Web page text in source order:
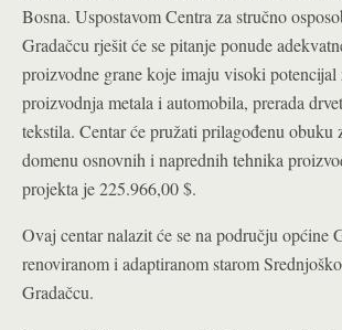
Bosna. Uspostavom Centra za stručno
Gradačcu rješit će se pitanje ponude
proizvodne grane koje imaju visoki potencijal
proizvodnja metala i automobila, prerada
tekstila. Centar će pružati prilagođenu obuku
domenu osnovnih i naprednih tehnika
projekta je 225.966,00 $.
Ovaj centar nalazit će se na području općine
renoviranom i adaptiranom starom
Gradačcu.